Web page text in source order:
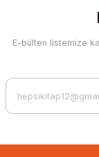
E-bülten listemize